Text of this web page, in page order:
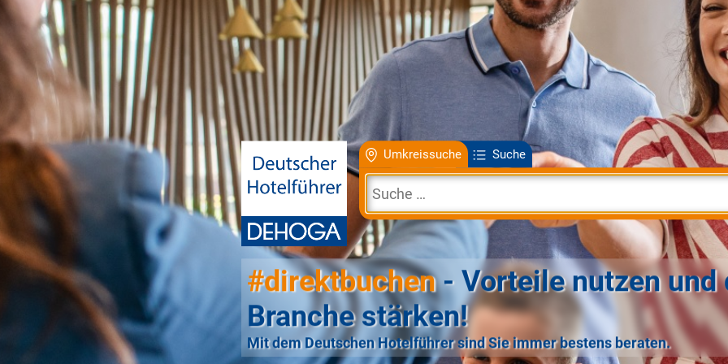
Umkreissuche Suche
#direktbuchen- Vorteile nutzen und
Branche stärken!
Mit dem Deutschen Hotelführer sind Sie immer bestens beraten.